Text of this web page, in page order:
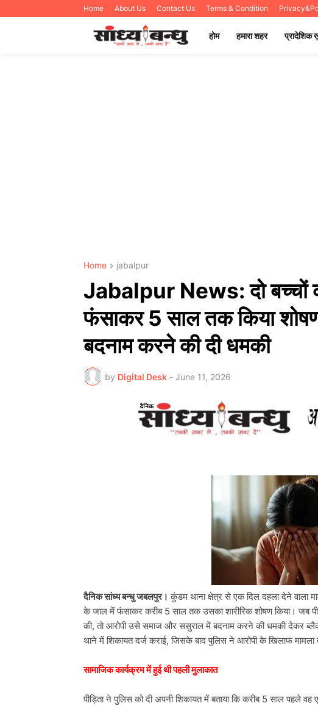
Home About Us Contact Us Terms & Condition
होम हमारा शहर प्रादेशिक
Home jabalpur
Jabalpur News: दो बच्चों
फंसाकर 5 साल तक किया
बदनाम करने की दी धमकी
by Digital Desk - June 11, 2026
दैनिक सांध्य बन्धु जबलपुर। कुंडम थाना क्षेत्र से एक दिल दहला देने वाला
के जाल में फंसाकर करीब 5 साल तक उसका शारीरिक शोषण किया। जब
की, तो आरोपी उसे समाज और ससुराल में बदनाम करने की धमकी देकर
थाने में शिकायत दर्ज कराई, जिसके बाद पुलिस ने आरोपी के खिलाफ
सामाजिक कार्यक्रम में हुई थी पहली मुलाकात
पीड़िता ने पुलिस को दी अपनी शिकायत में बताया कि करीब 5 साल पहले